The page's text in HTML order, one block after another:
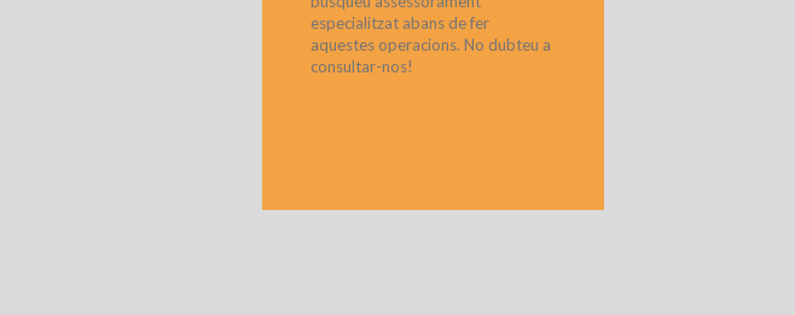
especialitzat abans de fer
aquestes operacions. No dubteu a
consultar-nos!